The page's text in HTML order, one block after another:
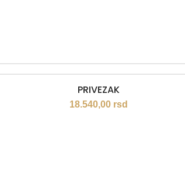
PRIVEZAK
18.540,00 rsd